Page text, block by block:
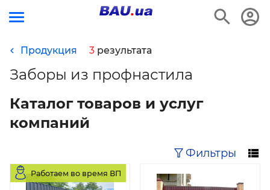
Продукция 3 результата
Заборы из профнастила
Каталог товаров и услуг
компаний
Фильтры
Работаем во время ВП